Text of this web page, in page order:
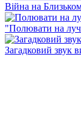
Війна на
"Полювати на
Загадковий звук